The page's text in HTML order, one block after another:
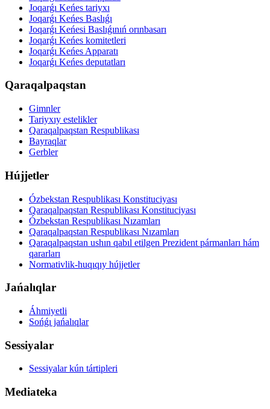
Joqarǵı Keńes tariyxı
Joqarǵı Keńes Baslıǵı
Joqarǵı Keńesi Baslıǵınıń orınbasarı
Joqarǵı Keńes komitetleri
Joqarǵı Keńes Apparatı
Joqarǵı Keńes deputatları
Qaraqalpaqstan
Gimnler
Tariyxıy estelikler
Qaraqalpaqstan Respublikası
Bayraqlar
Gerbler
Hújjetler
Ózbekstan Respublikası Konstituciyası
Qaraqalpaqstan Respublikası Konstituciyası
Ózbekstan Respublikası Nızamları
Qaraqalpaqstan Respublikası Nızamları
Qaraqalpaqstan ushın qabıl etilgen Prezident pármanları hám
qararları
Normativlik-huqıqıy hújjetler
Jańalıqlar
Áhmiyetli
Sońǵı jańalıqlar
Sessiyalar
Sessiyalar kún tártipleri
Mediateka